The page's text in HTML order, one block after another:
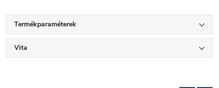
Termékparaméterek
Vita